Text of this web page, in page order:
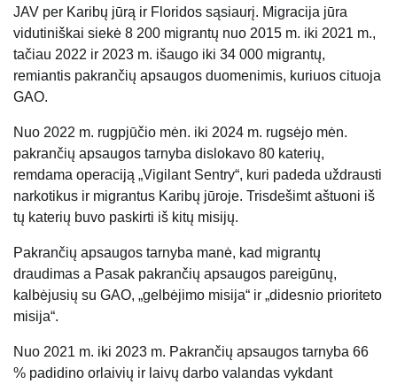
JAV per Karibų jūrą ir Floridos sąsiaurį. Migracija jūra
vidutiniškai siekė 8 200 migrantų nuo 2015 m. iki 2021 m.,
tačiau 2022 ir 2023 m. išaugo iki 34 000 migrantų,
remiantis pakrančių apsaugos duomenimis, kuriuos cituoja
GAO.
Nuo 2022 m. rugpjūčio mėn. iki 2024 m. rugsėjo mėn.
pakrančių apsaugos tarnyba dislokavo 80 katerių,
remdama operaciją „Vigilant Sentry“, kuri padeda uždrausti
narkotikus ir migrantus Karibų jūroje. Trisdešimt aštuoni iš
tų katerių buvo paskirti iš kitų misijų.
Pakrančių apsaugos tarnyba manė, kad migrantų
draudimas a Pasak pakrančių apsaugos pareigūnų,
kalbėjusių su GAO, „gelbėjimo misija“ ir „didesnio prioriteto
misija“.
Nuo 2021 m. iki 2023 m. Pakrančių apsaugos tarnyba 66
% padidino orlaivių ir laivų darbo valandas vykdant